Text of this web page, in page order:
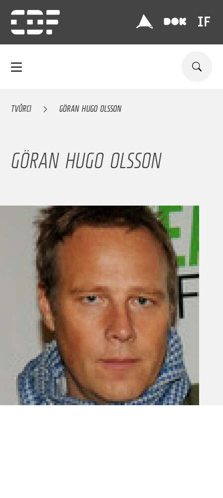
TVŮRCI GÖRAN HUGO OLSSON
GÖRAN HUGO OLSSON